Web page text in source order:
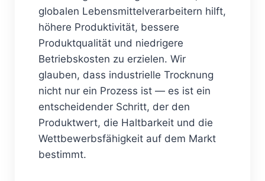
globalen Lebensmittelverarbeitern hilft,
höhere Produktivität, bessere
Produktqualität und niedrigere
Betriebskosten zu erzielen. Wir
glauben, dass industrielle Trocknung
nicht nur ein Prozess ist — es ist ein
entscheidender Schritt, der den
Produktwert, die Haltbarkeit und die
Wettbewerbsfähigkeit auf dem Markt
bestimmt.